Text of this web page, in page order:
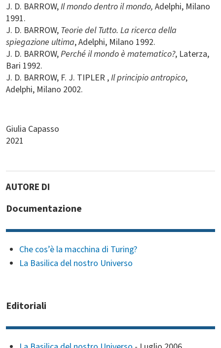
J. D. BARROW,Il mondo dentro il mondo, Adelphi, Milano
1991.
J. D. BARROW, Teorie del Tutto. La ricerca della
spiegazione ultima, Adelphi, Milano 1992.
J. D. BARROW,Perché il mondo è matematico?, Laterza,
Bari 1992.
J. D. BARROW, F. J. TIPLER ,Il principio antropico,
Adelphi, Milano 2002.
Giulia Capasso
2021
Documentazione
Che cos’è la macchina di Turing?
La Basilica del nostro Universo
Editoriali